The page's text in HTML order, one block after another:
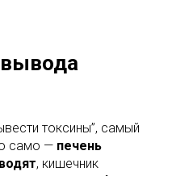
токсины”, самый
само — печень
, кишечник